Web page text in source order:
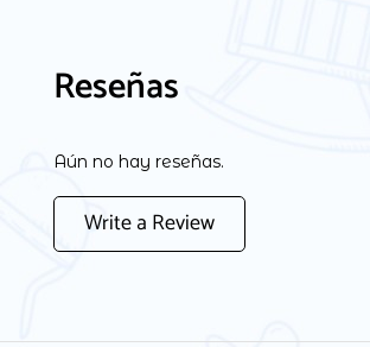
Reseñas
Aún no hay reseñas.
Write a Review